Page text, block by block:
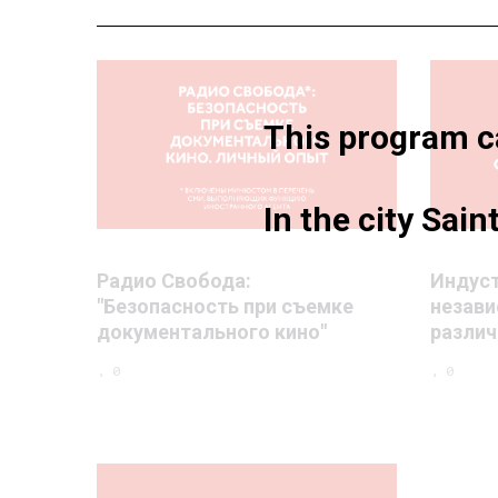
Радио Свобода:
"Безопасность при съемке
документального кино"
, 0 , 0
This program
In the city